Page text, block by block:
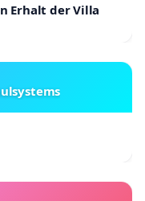
Erhalt der Villa